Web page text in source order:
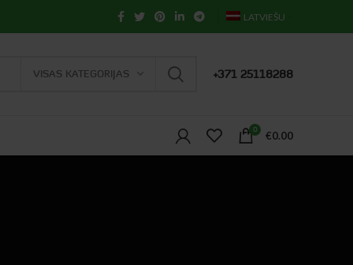
LATVIEŠU
VISAS KATEGORIJAS +371 25118288
0 €0.00